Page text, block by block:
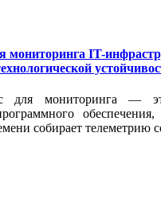
мониторинга IT-
для мониторинга —
собирает телеметрию